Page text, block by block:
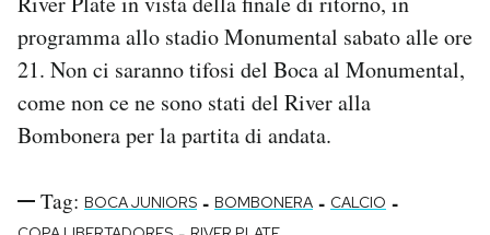
programma allo stadio Monumental sabato alle ore
21. Non ci saranno tifosi del Boca al Monumental,
come non ce ne sono stati del River alla
Bombonera per la partita di andata.
Tag: BOCA JUNIORS - BOMBONERA - CALCIO -